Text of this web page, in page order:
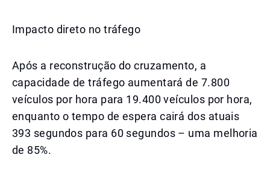
Impacto direto no tráfego
Após a reconstrução do cruzamento, a
capacidade de tráfego aumentará de 7.800
veículos por hora para 19.400 veículos por hora,
enquanto o tempo de espera cairá dos atuais
393 segundos para 60 segundos – uma melhoria
de 85%.